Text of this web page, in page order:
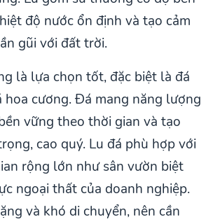
độ nước ổn định và tạo cảm
gũi với đất trời.
là lựa chọn tốt, đặc biệt là đá
hoa cương. Đá mang năng lượng
vững theo thời gian và tạo
cao quý. Lu đá phù hợp với
rộng lớn như sân vườn biệt
ngoại thất của doanh nghiệp.
và khó di chuyển, nên cần